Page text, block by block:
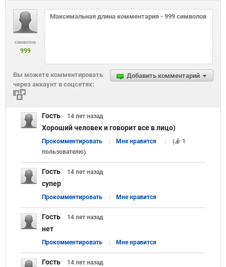
символов
999
Добавить комментарий
Вы можете комментировать
через аккаунт в соцсетях:
Гость 14 лет назад
Хороший человек и говорит все в лицо)
Прокомментировать Мне нравится (
1
пользователю)
Гость 14 лет назад
супер
Прокомментировать Мне нравится
Гость 14 лет назад
нет
Прокомментировать Мне нравится
Гость 14 лет назад